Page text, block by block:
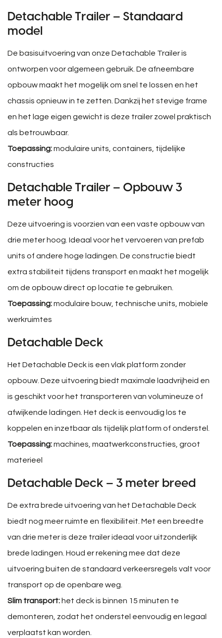
Detachable Trailer – Standaard
model
De basisuitvoering van onze Detachable Trailer is
ontworpen voor algemeen gebruik. De afneembare
opbouw maakt het mogelijk om snel te lossen en het
chassis opnieuw in te zetten. Dankzij het stevige frame
en het lage eigen gewicht is deze trailer zowel praktisch
als betrouwbaar.
Toepassing:modulaire units, containers, tijdelijke
constructies
Detachable Trailer – Opbouw 3
meter hoog
Deze uitvoering is voorzien van een vaste opbouw van
drie meter hoog. Ideaal voor het vervoeren van prefab
units of andere hoge ladingen. De constructie biedt
extra stabiliteit tijdens transport en maakt het mogelijk
om de opbouw direct op locatie te gebruiken.
Toepassing:modulaire bouw, technische units, mobiele
werkruimtes
Detachable Deck
Het Detachable Deck is een vlak platform zonder
opbouw. Deze uitvoering biedt maximale laadvrijheid en
is geschikt voor het transporteren van volumineuze of
afwijkende ladingen. Het deck is eenvoudig los te
koppelen en inzetbaar als tijdelijk platform of onderstel.
Toepassing:machines, maatwerkconstructies, groot
materieel
Detachable Deck – 3 meter breed
De extra brede uitvoering van het Detachable Deck
biedt nog meer ruimte en flexibiliteit. Met een breedte
van drie meter is deze trailer ideaal voor uitzonderlijk
brede ladingen. Houd er rekening mee dat deze
uitvoering buiten de standaard verkeersregels valt voor
transport op de openbare weg.
Slim transport: het deck is binnen 15 minuten te
demonteren, zodat het onderstel eenvoudig en legaal
verplaatst kan worden.